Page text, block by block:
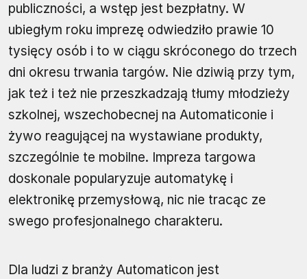
publiczności, a wstęp jest bezpłatny. W
ubiegłym roku imprezę odwiedziło prawie 10
tysięcy osób i to w ciągu skróconego do trzech
dni okresu trwania targów. Nie dziwią przy tym,
jak też i też nie przeszkadzają tłumy młodzieży
szkolnej, wszechobecnej na Automaticonie i
żywo reagującej na wystawiane produkty,
szczególnie te mobilne. Impreza targowa
doskonale popularyzuje automatykę i
elektronikę przemysłową, nic nie tracąc ze
swego profesjonalnego charakteru.
Dla ludzi z branży Automaticon jest